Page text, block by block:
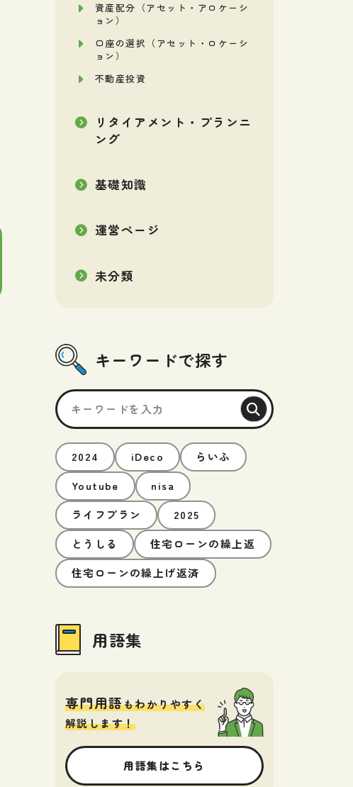
資産配分（アセット・アロケーシ
ョン）
口座の選択（アセット・ロケーシ
ョン）
不動産投資
リタイアメント・プランニ
ング
基礎知識
運営ページ
未分類
キーワードで探す
2024 iDeco
らいふ
Youtube
nisa
ライフプラン
2025
とうしる
住宅ローンの繰上返
住宅ローンの繰上げ返済
用語集
専門用語もわかりやすく
解説します！
用語集はこちら